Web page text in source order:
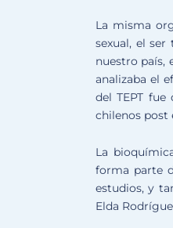
La misma
sexual, el
nuestro país,
analizaba el
del TEPT
chilenos post
La
forma parte
estudios, y
Elda